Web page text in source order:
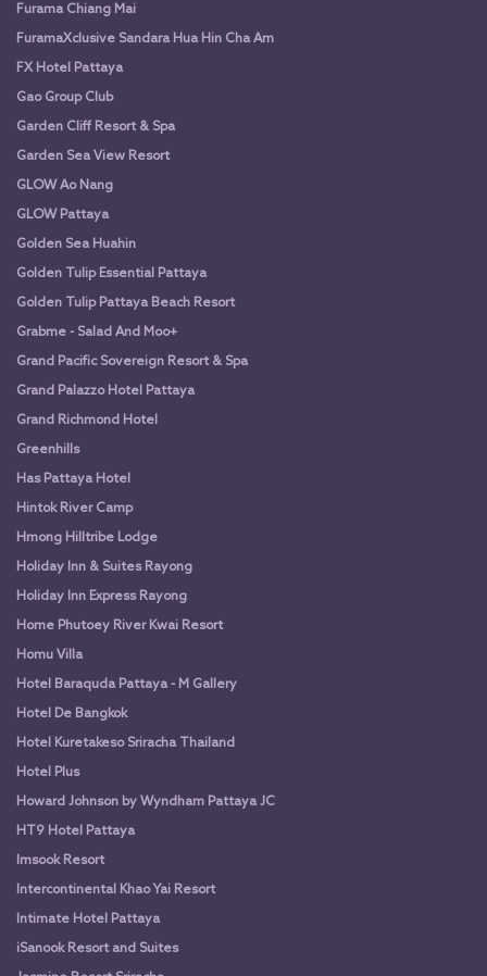
Furama Chiang Mai
FuramaXclusive Sandara Hua Hin Cha Am
FX Hotel Pattaya
Gao Group Club
Garden Cliff Resort & Spa
Garden Sea View Resort
GLOW Ao Nang
GLOW Pattaya
Golden Sea Huahin
Golden Tulip Essential Pattaya
Golden Tulip Pattaya Beach Resort
Grabme - Salad And Moo+
Grand Pacific Sovereign Resort & Spa
Grand Palazzo Hotel Pattaya
Grand Richmond Hotel
Greenhills
Has Pattaya Hotel
Hintok River Camp
Hmong Hilltribe Lodge
Holiday Inn & Suites Rayong
Holiday Inn Express Rayong
Home Phutoey River Kwai Resort
Homu Villa
Hotel Baraquda Pattaya - M Gallery
Hotel De Bangkok
Hotel Kuretakeso Sriracha Thailand
Hotel Plus
Howard Johnson by Wyndham Pattaya JC
HT9 Hotel Pattaya
Imsook Resort
Intercontinental Khao Yai Resort
Intimate Hotel Pattaya
iSanook Resort and Suites